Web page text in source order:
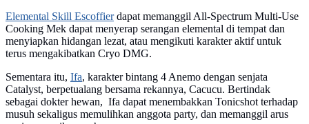
Elemental Skill Escoffierdapat memanggil All-Spectrum Multi-Use
Cooking Mek dapat menyerap serangan elemental di tempat dan
menyiapkan hidangan lezat, atau mengikuti karakter aktif untuk
terus mengakibatkan Cryo DMG.
Sementara itu, Ifa, karakter bintang 4 Anemo dengan senjata
Catalyst, berpetualang bersama rekannya, Cacucu. Bertindak
sebagai dokter hewan, Ifa dapat menembakkan Tonicshot terhadap
musuh sekaligus memulihkan anggota party, dan memanggil arus